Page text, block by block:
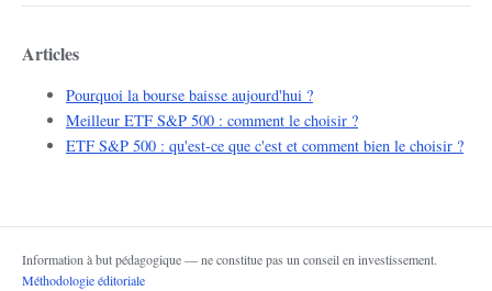
Articles
Pourquoi la bourse baisse aujourd'hui ?
Meilleur ETF S&P 500 : comment le choisir ?
ETF S&P 500 : qu'est-ce que c'est et comment bien le choisir ?
Information à but pédagogique — ne constitue pas un conseil en investissement.
Méthodologie éditoriale